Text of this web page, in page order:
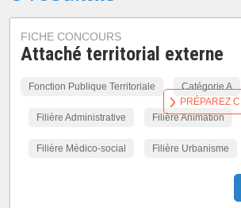
FICHE CONCOURS
Attaché territorial externe
Fonction Publique Territoriale Catégorie A
Filière Administrative Filière Animation
Filière Médico-social Filière Urbanisme
PRÉPAREZ